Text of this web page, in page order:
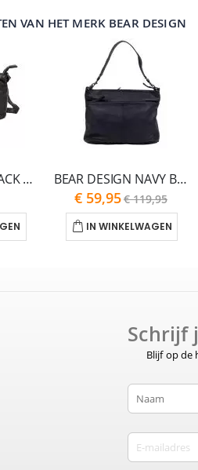
VAN HET MERK BEAR DESIGN
BEAR DESIGN BLACK DANIELLE CL41421-ONE SIZE BEAR DESIGN NAVY BLUE ANGELICA CP1536-ONE SIZE
Special
Price
€ 59,95€ 119,95
IN WINKELWAGEN
Schrijf
Blijf op de